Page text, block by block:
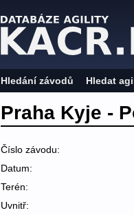
Hledání závodů Hledat
Praha Kyje -
Číslo závodu:
Datum:
Terén:
Uvnitř: